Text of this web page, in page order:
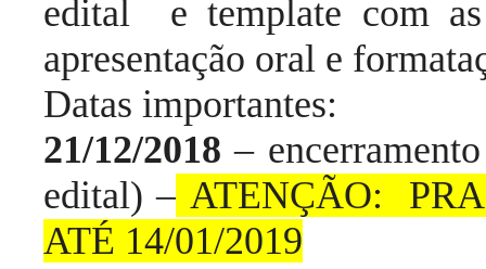
edital e template com as
apresentação oral e
Datas importantes:
21/12/2018 –
edital) – ATENÇÃO:
ATÉ 14/01/2019